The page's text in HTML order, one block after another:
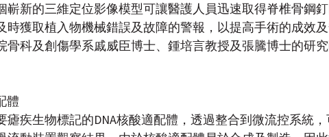
嶄新的三維定位影像模型可讓醫護人員迅速取得脊椎骨鋼
時獲取植入物機械錯誤及故障的警報，以提高手術的成效
骨科及創傷學系戚威臣博士、鍾培言教授及張騰博士的研
體
疾生物標記的DNA核酸適配體，透過整合到微流控系統